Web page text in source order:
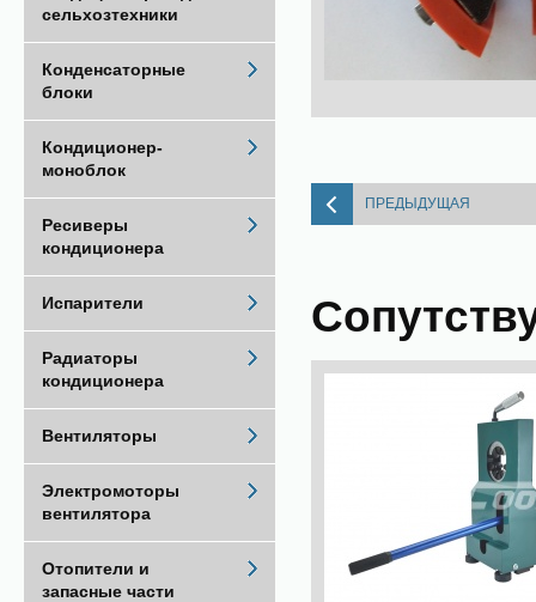
ПРЕДЫДУЩАЯ
сельхозтехники
Конденсаторные
блоки
Кондиционер-
моноблок
Ресиверы
кондиционера
Испарители
Радиаторы
кондиционера
Вентиляторы
Электромоторы
вентилятора
Отопители и
запасные части